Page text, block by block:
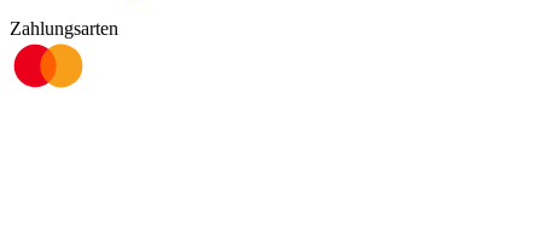
Zahlungsarten